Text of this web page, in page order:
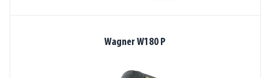
Wagner W180 P